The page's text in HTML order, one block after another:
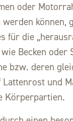
oder
können,
für die
Becken oder
bzw. deren
und
Körperpartien.